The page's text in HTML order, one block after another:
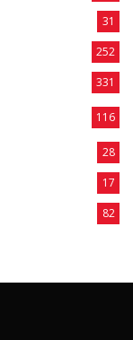
31
252
331
116
28
17
82